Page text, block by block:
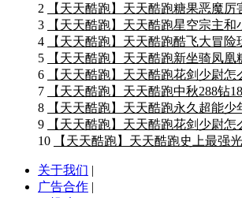
2
【天天酷跑】天天酷跑糖果恶魔厉
3
【天天酷跑】天天酷跑星空宗主和
4
【天天酷跑】天天酷跑酷飞大冒险
5
【天天酷跑】天天酷跑新坐骑凤凰
6
【天天酷跑】天天酷跑花剑少尉怎
7
【天天酷跑】天天酷跑中秋288钻
8
【天天酷跑】天天酷跑永久超能少
9
【天天酷跑】天天酷跑花剑少尉怎
10
【天天酷跑】天天酷跑史上最强
关于我们 |
广告合作 |